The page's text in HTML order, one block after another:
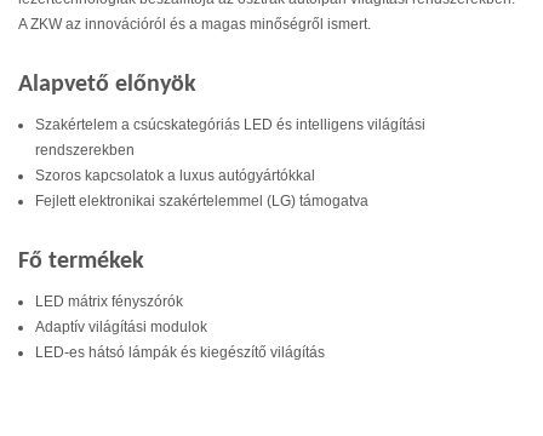
A ZKW az innovációról és a magas minőségről ismert.
Alapvető előnyök
Szakértelem a csúcskategóriás LED és intelligens világítási
rendszerekben
Szoros kapcsolatok a luxus autógyártókkal
Fejlett elektronikai szakértelemmel (LG) támogatva
Fő termékek
LED mátrix fényszórók
Adaptív világítási modulok
LED-es hátsó lámpák és kiegészítő világítás